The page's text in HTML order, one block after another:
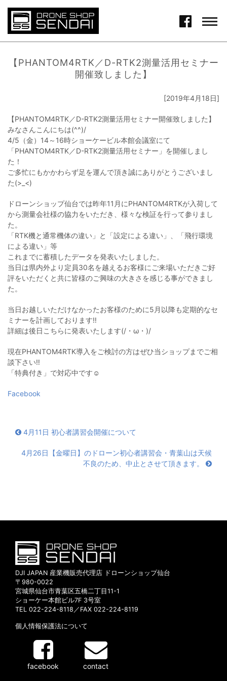
【PHANTOM4RTK／D-RTK2測量活用セミナー
開催致しました】
[2019年4月18日]
【PHANTOM4RTK／D-RTK2測量活用セミナー開催致しました】
みなさんこんにちは(^^)/
4/5（金）14～16時ショーケービル本館会議室にて
「PHANTOM4RTK／D-RTK2測量活用セミナー」を開催しまし
た！
ご多忙にもかかわらず足を運んで頂き誠にありがとうございまし
た(>_<)
ドローンショップ仙台では昨年11月にPHANTOM4RTKが入荷して
から測量会社様の協力をいただき、様々な検証を行って参りまし
た。
「RTK機と通常機体の違い」と「設定による違い」、「飛行環境
による違い」等
これまでに蓄積したデータを発表いたしました。
当日は県内外より定員30名を越えるお客様にご来場いただきご好
評をいただくと共に皆様のご興味の大きさを感じる事ができまし
た。
当日お越しいただけなかったお客様のために5月以降も定期的なセ
ミナーを計画しております‼
詳細は後日こちらに発表いたします(/・ω・)/
現在PHANTOM4RTK導入をご検討の方はぜひ当ショップまでご相
談下さい‼
「特典付き」で対応中です☺
Facebook
4月11日 初心者講習会開催について
4月26日【金曜日】のドローン初心者講習会・青葉山は天候
不良のため、中止とさせて頂きます。
DJI JAPAN 産業機販売代理店 ドローンショップ仙台
〒980-0022
宮城県仙台市青葉区五橋二丁目11-1
ショーケー本館ビル7F 3号室
TEL 022-224-8118／FAX 022-224-8119
個人情報保護法について
facebook contact